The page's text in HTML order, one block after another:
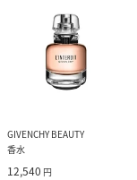
GIVENCHY BEAUTY
香水
12,540 円